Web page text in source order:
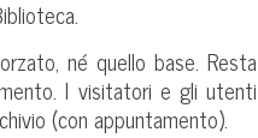
né quello base. Resta
I visitatori e gli utenti
(con appuntamento).